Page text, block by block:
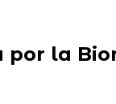
por la